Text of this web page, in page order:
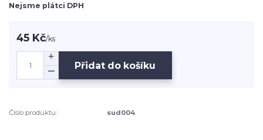
Nejsme plátci DPH
45 Kč/ks
Přidat do košíku
Číslo produktu: sud004